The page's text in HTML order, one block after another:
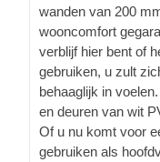
wanden van 200
wooncomfort
verblijf hier bent of
gebruiken, u zult
behaaglijk in
en deuren van wit
Of u nu komt voor
gebruiken als